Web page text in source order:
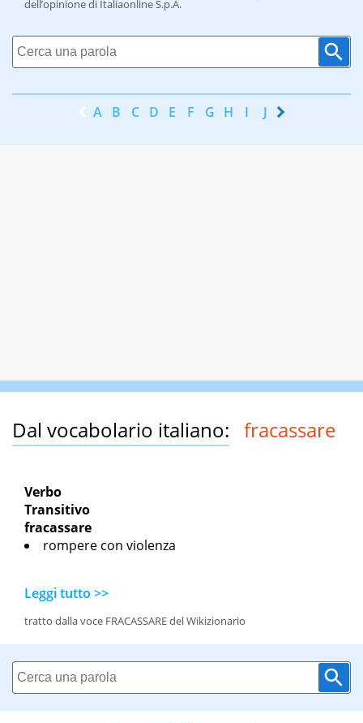
dell’opinione di Italiaonline S.p.A.
A B C D E F G H I J K
Dal vocabolario italiano: fracassare
Verbo
Transitivo
fracassare
rompere con violenza
Leggi tutto >>
tratto dalla voce FRACASSARE del Wikizionario